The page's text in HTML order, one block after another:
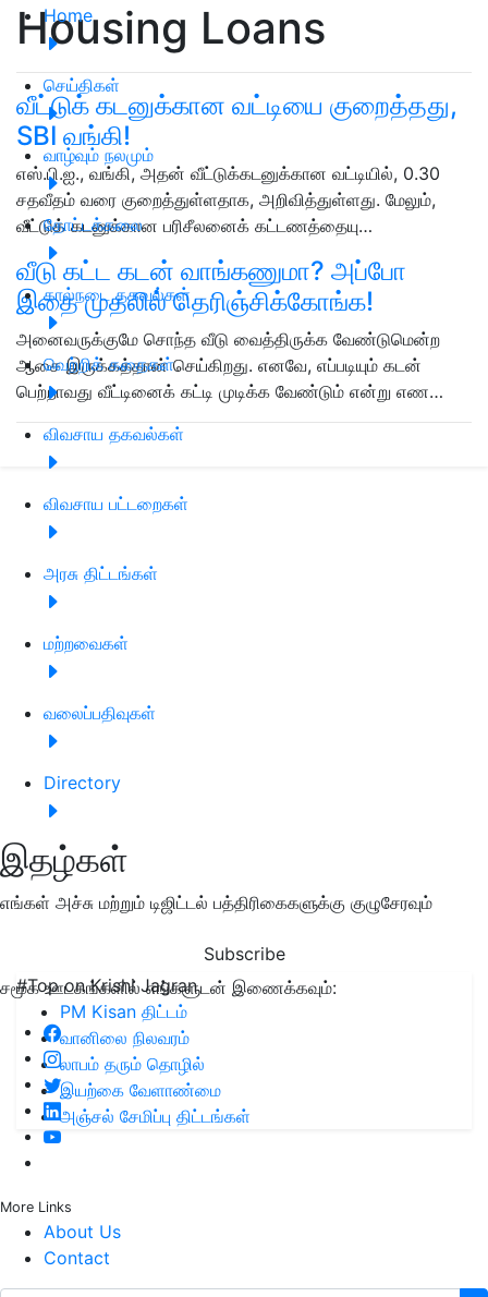
Home
செய்திகள்
வாழ்வும் நலமும்
தோட்டக்கலை
கால்நடை தகவல்கள்
வெற்றிக் கதைகள்
விவசாய தகவல்கள்
விவசாய பட்டறைகள்
அரசு திட்டங்கள்
மற்றவைகள்
வலைப்பதிவுகள்
Directory
இதழ்கள்
எங்கள் அச்சு மற்றும் டிஜிட்டல் பத்திரிகைகளுக்கு குழுசேரவும்
Subscribe
சமூக ஊடகங்களில் எங்களுடன் இணைக்கவும்:
More Links
About Us
Contact
Housing Loans
வீட்டுக் கடனுக்கான வட்டியை குறைத்தது,
SBI வங்கி!
எஸ்.பி.ஐ., வங்கி, அதன் வீட்டுக்கடனுக்கான வட்டியில், 0.30
சதவீதம் வரை குறைத்துள்ளதாக, அறிவித்துள்ளது. மேலும்,
வீட்டுக் கடனுக்கான பரிசீலனைக் கட்டணத்தையு…
வீடு கட்ட கடன் வாங்கணுமா? அப்போ
இதை முதலில் தெரிஞ்சிக்கோங்க!
அனைவருக்குமே சொந்த வீடு வைத்திருக்க வேண்டுமென்ற
ஆசை இருக்கத்தான் செய்கிறது. எனவே, எப்படியும் கடன்
பெற்றாவது வீட்டினைக் கட்டி முடிக்க வேண்டும் என்று எண…
#Top on Krishi Jagran
PM Kisan திட்டம்
வானிலை நிலவரம்
லாபம் தரும் தொழில்
இயற்கை வேளாண்மை
அஞ்சல் சேமிப்பு திட்டங்கள்